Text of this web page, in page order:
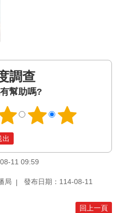
調查
幫助嗎?
11 09:59
局
發布日期：114-08-11
回上一頁